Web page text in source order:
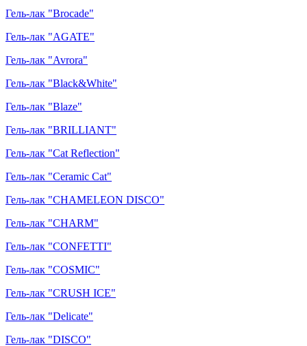
Гель-лак "Brocade"
Гель-лак "AGATE"
Гель-лак "Avrora"
Гель-лак "Black&White"
Гель-лак "Blaze"
Гель-лак "BRILLIANT"
Гель-лак "Cat Reflection"
Гель-лак "Ceramic Cat"
Гель-лак "CHAMELEON DISCO"
Гель-лак "CHARM"
Гель-лак "CONFETTI"
Гель-лак "COSMIC"
Гель-лак "CRUSH ICE"
Гель-лак "Delicate"
Гель-лак "DISCO"